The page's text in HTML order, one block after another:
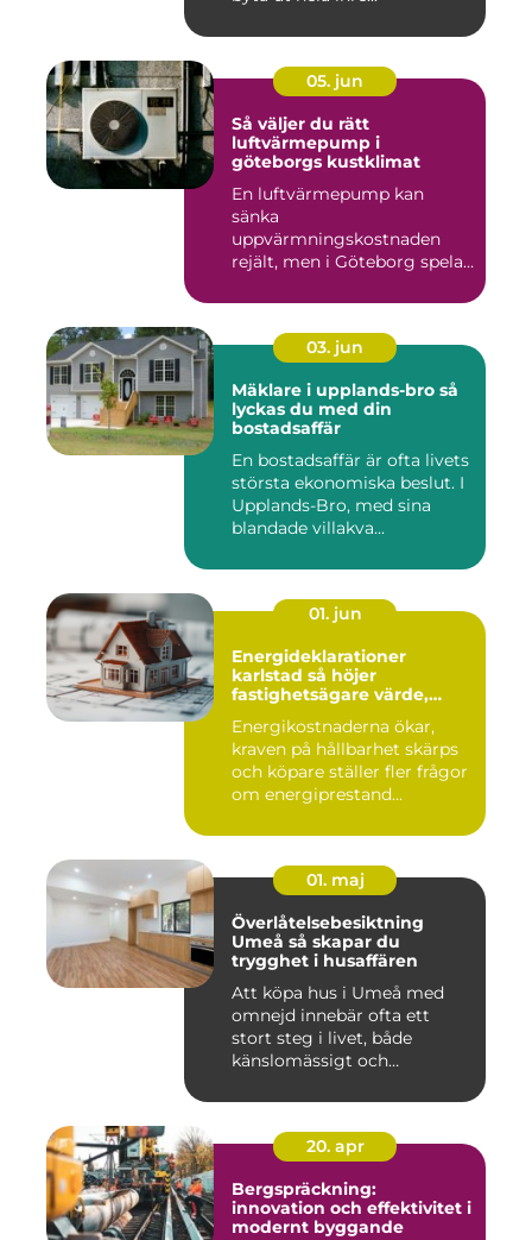
05. jun
Så väljer du rätt
luftvärmepump i
göteborgs kustklimat
En luftvärmepump kan
sänka
uppvärmningskostnaden
rejält, men i Göteborg spelar
03. jun
Mäklare i upplands-bro så
lyckas du med din
bostadsaffär
En bostadsaffär är ofta livets
största ekonomiska beslut. I
Upplands-Bro, med sina
blandade villakva...
01. jun
Energideklarationer
karlstad så höjer
fastighetsägare värde,
Energikostnaderna ökar,
kraven på hållbarhet skärps
och köpare ställer fler frågor
om energiprestand...
01. maj
Överlåtelsebesiktning
Umeå så skapar du
trygghet i husaffären
Att köpa hus i Umeå med
omnejd innebär ofta ett
stort steg i livet, både
känslomässigt och
20. apr
Bergspräckning:
innovation och effektivitet i
modernt byggande